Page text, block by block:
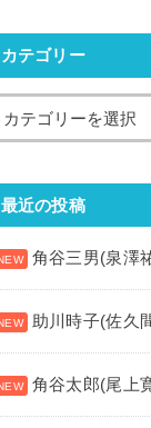
カテゴリー
最近の投稿
角谷三男(泉澤
助川時子(佐久
角谷太郎(尾上